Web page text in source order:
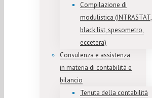
Compilazione di
modulistica (INTRASTAT,
black list, spesometro,
eccetera)
Consulenza e assistenza
in materia di contabilità e
bilancio
Tenuta della contabilità